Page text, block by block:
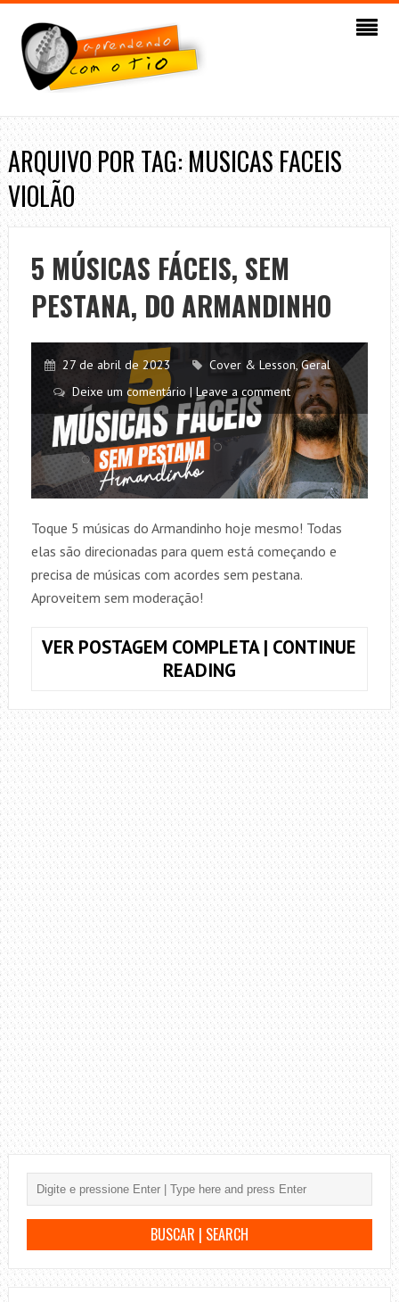
ARQUIVO POR TAG: MUSICAS FACEIS
VIOLÃO
5 MÚSICAS FÁCEIS, SEM
PESTANA, DO ARMANDINHO
27 de abril de 2023 Cover & Lesson,Geral
Deixe um comentário | Leave a comment
Toque 5 músicas do Armandinho hoje mesmo! Todas
elas são direcionadas para quem está começando e
precisa de músicas com acordes sem pestana.
Aproveitem sem moderação!
VER POSTAGEM COMPLETA | CONTINUE
READING5
FÁCEIS,
SEM
PESTANA,
DO
ARMANDINHO